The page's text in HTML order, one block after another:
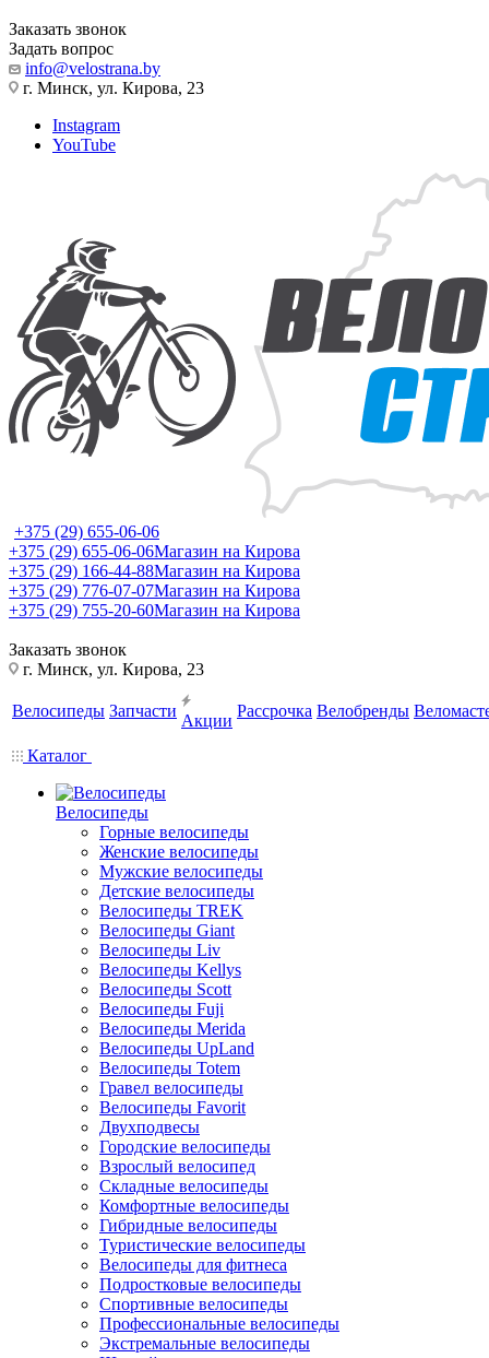
Заказать звонок
Задать вопрос
info@velostrana.by
г. Минск, ул. Кирова, 23
Instagram
YouTube
+375 (29) 655-06-06
+375 (29) 655-06-06Магазин на Кирова
+375 (29) 166-44-88Магазин на Кирова
+375 (29) 776-07-07Магазин на Кирова
+375 (29) 755-20-60Магазин на Кирова
Заказать звонок
г. Минск, ул. Кирова, 23
Велосипеды Запчасти
Акции
Рассрочка Велобренды
Каталог
Велосипеды
Горные велосипеды
Женские велосипеды
Мужские велосипеды
Детские велосипеды
Велосипеды TREK
Велосипеды Giant
Велосипеды Liv
Велосипеды Kellys
Велосипеды Scott
Велосипеды Fuji
Велосипеды Merida
Велосипеды UpLand
Велосипеды Totem
Гравел велосипеды
Велосипеды Favorit
Двухподвесы
Городские велосипеды
Взрослый велосипед
Складные велосипеды
Комфортные велосипеды
Гибридные велосипеды
Туристические велосипеды
Велосипеды для фитнеса
Подростковые велосипеды
Спортивные велосипеды
Профессиональные велосипеды
Экстремальные велосипеды